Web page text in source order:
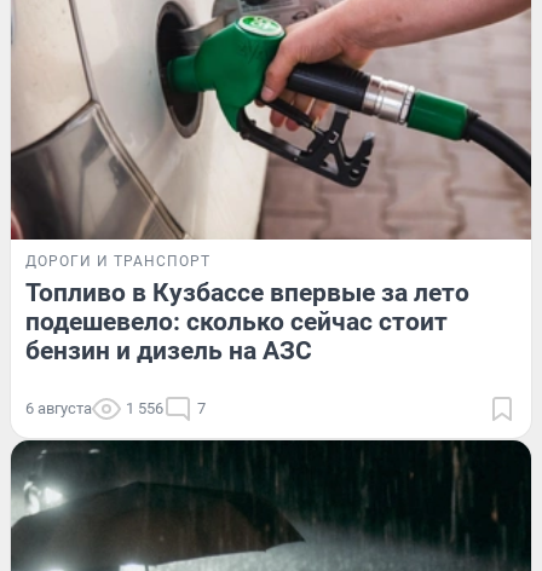
ДОРОГИ И ТРАНСПОРТ
Топливо в Кузбассе впервые за лето
подешевело: сколько сейчас стоит
бензин и дизель на АЗС
6 августа 1 556 7